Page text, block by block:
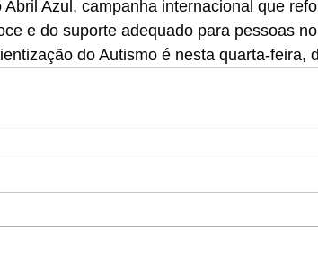
Azul, campanha internacional que
e do suporte adequado para pessoas
do Autismo é nesta quarta-feira,